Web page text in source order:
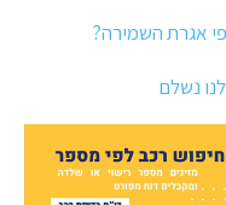
אגרת השמירה?
נשלם